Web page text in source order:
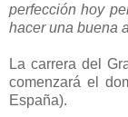
perfección hoy
hacer una buena
La carrera del
comenzará el
España).